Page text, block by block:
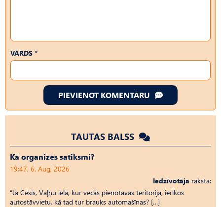
VĀRDS *
PIEVIENOT KOMENTĀRU
TAUTAS BALSS
Kā organizēs satiksmi?
19:47, 6. Aug, 2026
Iedzīvotāja raksta:
“Ja Cēsīs, Vaļņu ielā, kur vecās pienotavas teritorija, ierīkos
autostāvvietu, kā tad tur brauks automašīnas? […]